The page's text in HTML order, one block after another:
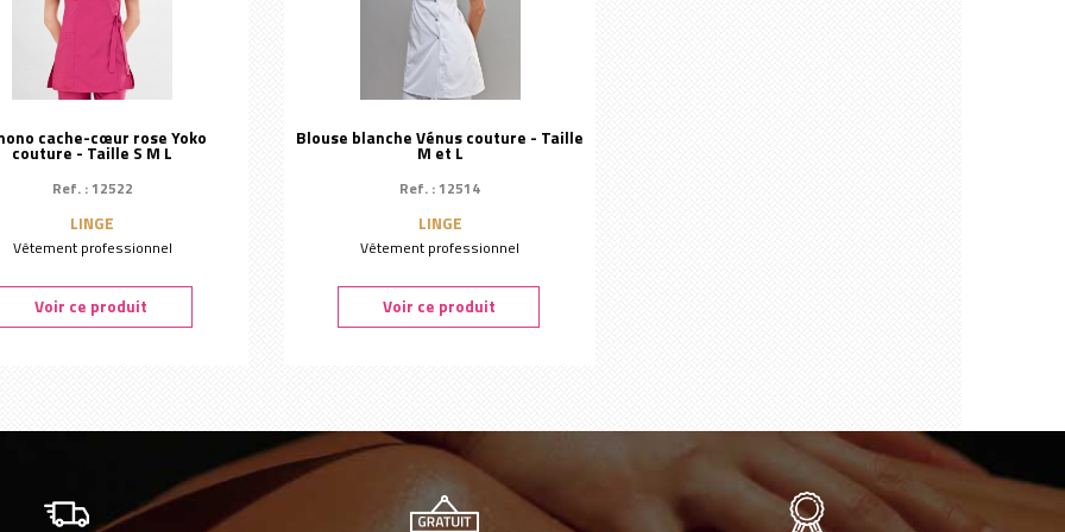
cache-cœur rose Yoko
couture - Taille S M L
Ref. : 12522
LINGE
Vêtement professionnel
Voir ce produit
Blouse blanche Vénus couture - Taille
M et L
Ref. : 12514
LINGE
Vêtement professionnel
Voir ce produit